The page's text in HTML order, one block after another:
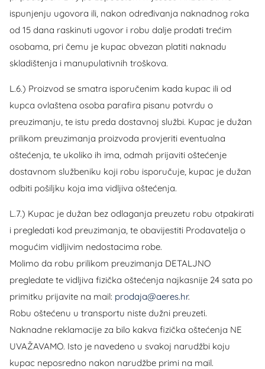
ispunjenju ugovora ili, nakon određivanja naknadnog roka
od 15 dana raskinuti ugovor i robu dalje prodati trećim
osobama, pri čemu je kupac obvezan platiti naknadu
skladištenja i manupulativnih troškova.
L.6.) Proizvod se smatra isporučenim kada kupac ili od
kupca ovlaštena osoba parafira pisanu potvrdu o
preuzimanju, te istu preda dostavnoj službi. Kupac je dužan
prilikom preuzimanja proizvoda provjeriti eventualna
oštećenja, te ukoliko ih ima, odmah prijaviti oštećenje
dostavnom službeniku koji robu isporučuje, kupac je dužan
odbiti pošiljku koja ima vidljiva oštećenja.
L.7.) Kupac je dužan bez odlaganja preuzetu robu otpakirati
i pregledati kod preuzimanja, te obavijestiti Prodavatelja o
mogućim vidljivim nedostacima robe.
Molimo da robu prilikom preuzimanja DETALJNO
pregledate te vidljiva fizička oštećenja najkasnije 24 sata po
primitku prijavite na mail: prodaja@aeres.hr.
Robu oštećenu u transportu niste dužni preuzeti.
Naknadne reklamacije za bilo kakva fizička oštećenja NE
UVAŽAVAMO. Isto je navedeno u svakoj narudžbi koju
kupac neposredno nakon narudžbe primi na mail.